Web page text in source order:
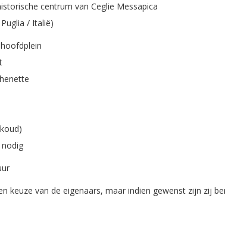
centrum van Ceglie Messapica
/ Italië)
keuze van de eigenaars, maar indien gewenst zijn zij